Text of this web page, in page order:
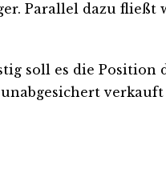
Parallel dazu
soll es die